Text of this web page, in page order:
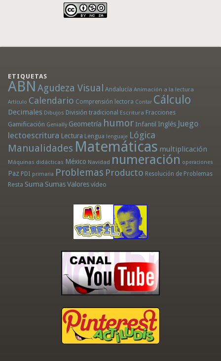
ETIQUETAS
ABN Agudeza Visual Andalucía Animación a la lectura
Artículo Calendario Comprensión lectora Contar Cálculo
Decimales Dibujos División tradicional Escritura Fracciones
Gamificación Genially Geometría humor Infantil Inglés Juego
lectoescritura Lectura Lengua lenguaje Lógica
Manualidades Matemáticas multiplicación
Máquinas didácticas México Navidad numeración operaciones
Paz PDI primaria Problemas Producto Resolución de Problemas
Resta Suma Sumas Valores vídeo